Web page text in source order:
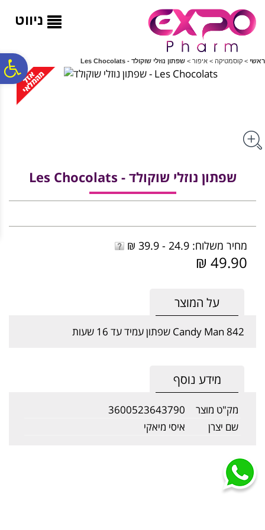
ניווט
ראשי > קוסמטיקה > איפור > שפתון נוזלי שוקולד - Les Chocolats
שפתון נוזלי שוקולד - Les Chocolats
מחיר משלוח: 24.9 - 39.9 ₪
49.90 ₪
על המוצר
842 Candy Man שפתון עמיד עד 16 שעות
מידע נוסף
מק"ט מוצר
3600523643790
שם יצרן
איסי מיאקי